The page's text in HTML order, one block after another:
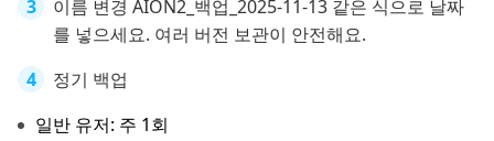
이름 변경 AION2_백업_2025-11-13 같은 식으로 날짜
를 넣으세요. 여러 버전 보관이 안전해요.
정기 백업
일반 유저: 주 1회